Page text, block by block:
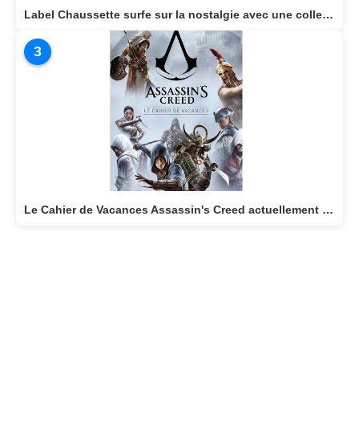
Label Chaussette surfe sur la nostalgie avec une collection dédiée aux héros cultes de notre enfance
3
Le Cahier de Vacances Assassin's Creed actuellement disponible